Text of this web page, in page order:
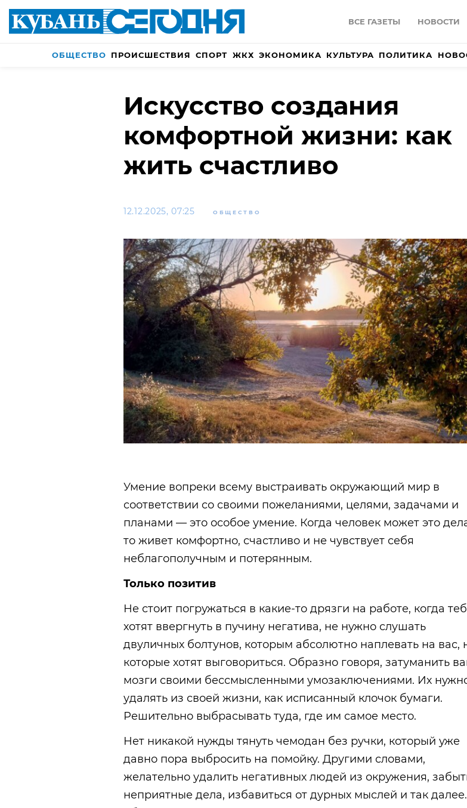
ВСЕ ГАЗЕТЫ НОВОСТИ
ОБЩЕСТВО ПРОИСШЕСТВИЯ СПОРТ ЖКХ ЭКОНОМИКА КУЛЬТУРА ПОЛИТИКА
Искусство создания
комфортной жизни: как
жить счастливо
12.12.2025, 07:25 ОБЩЕСТВО
Умение вопреки всему выстраивать окружающий мир в
соответствии со своими пожеланиями, целями, задачами и
планами — это особое умение. Когда человек может это
то живет комфортно, счастливо и не чувствует себя
неблагополучным и потерянным.
Только позитив
Не стоит погружаться в какие-то дрязги на работе, когда
хотят ввергнуть в пучину негатива, не нужно слушать
двуличных болтунов, которым абсолютно наплевать на вас,
которые хотят выговориться. Образно говоря, затуманить
мозги своими бессмысленными умозаключениями. Их
удалять из своей жизни, как исписанный клочок бумаги.
Решительно выбрасывать туда, где им самое место.
Нет никакой нужды тянуть чемодан без ручки, который уже
давно пора выбросить на помойку. Другими словами,
желательно удалить негативных людей из окружения,
неприятные дела, избавиться от дурных мыслей и так далее.